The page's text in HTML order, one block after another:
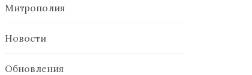
Митрополия
Новости
Обновления